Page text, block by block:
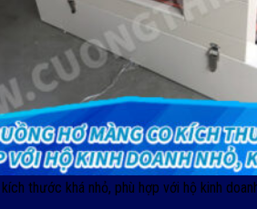
thước khá nhỏ, phù hợp với hộ kinh